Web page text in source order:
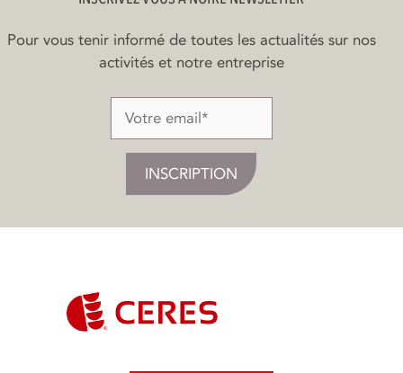
Pour vous tenir informé de toutes les actualités sur nos
activités et notre entreprise